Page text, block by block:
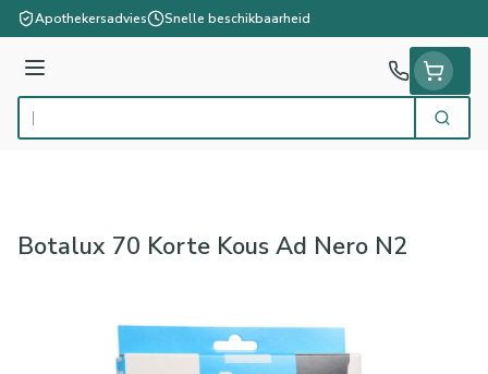
Ga naar de inhoud
Apothekersadvies Snelle beschikbaarheid
Menu
Product, merk, categorie... Zoek
Botalux 70 Korte Kous Ad Nero N2